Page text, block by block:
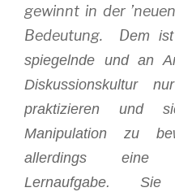
gewinnt in der
Bedeutung. Dem
spiegelnde und an
Diskussionskultur
praktizieren und
Manipulation zu
allerdings eine
Lernaufgabe.